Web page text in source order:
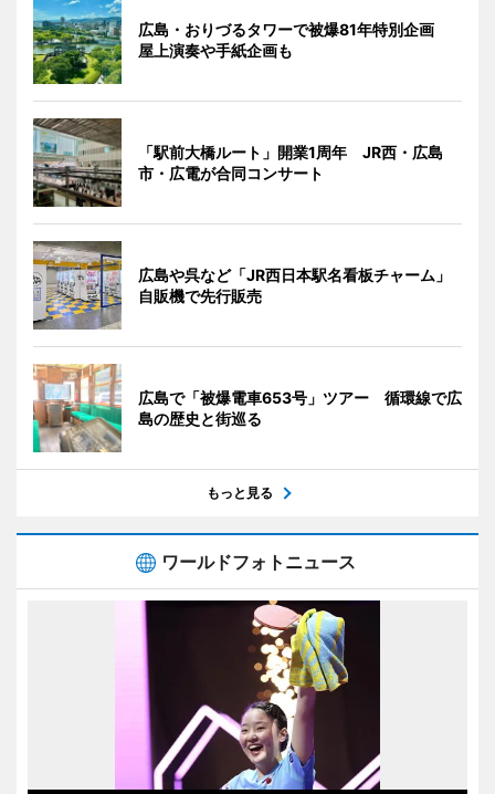
広島・おりづるタワーで被爆81年特別企画
屋上演奏や手紙企画も
「駅前大橋ルート」開業1周年 JR西・広島
市・広電が合同コンサート
広島や呉など「JR西日本駅名看板チャーム」
自販機で先行販売
広島で「被爆電車653号」ツアー 循環線で広
島の歴史と街巡る
もっと見る
ワールドフォトニュース